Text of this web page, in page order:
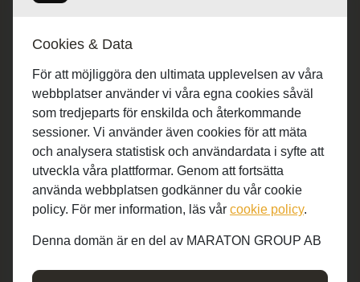
Cookies & Data
För att möjliggöra den ultimata upplevelsen av våra
webbplatser använder vi våra egna cookies såväl
som tredjeparts för enskilda och återkommande
sessioner. Vi använder även cookies för att mäta
och analysera statistisk och användardata i syfte att
utveckla våra plattformar. Genom att fortsätta
använda webbplatsen godkänner du vår cookie
policy. För mer information, läs vår cookie policy.
Denna domän är en del av MARATON GROUP AB